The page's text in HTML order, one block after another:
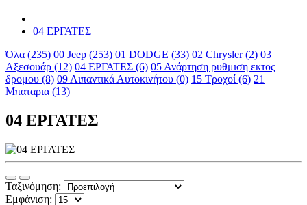
04 ΕΡΓΑΤΕΣ
Όλα (235) 00 Jeep (253) 01 DODGE (33) 02 Chrysler (2) 03
Αξεσουάρ (12) 04 ΕΡΓΑΤΕΣ (6) 05 Ανάρτηση ρυθμιση εκτος
δρομου (8) 09 Λιπαντικά Αυτοκινήτου (0) 15 Τροχοί (6) 21
Μπαταρια (13)
04 ΕΡΓΑΤΕΣ
Ταξινόμηση:
Εμφάνιση: